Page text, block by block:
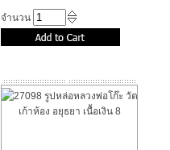
จำนวน